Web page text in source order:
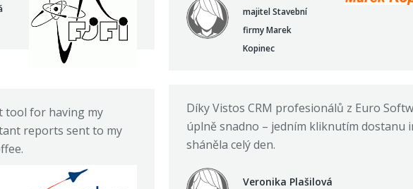
majitel Stavební
firmy Marek
Kopinec
Díky Vistos CRM profesionálů z Euro
úplně snadno – jedním kliknutím dostanu
sháněla celý den.
Veronika Plašilová
tool for having my
reports sent to my